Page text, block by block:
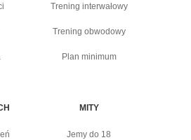
Trening interwałowy
Trening obwodowy
Plan minimum
MITY
Jemy do 18